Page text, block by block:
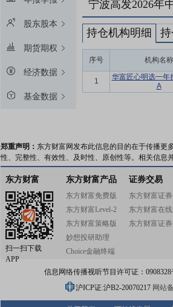
股东股本
期货期权
经济数据
基金数据
宁波高发2026年
持仓机构明细 持
序号 机构名称
1
华富匠心明选一年
A
郑重声明： 东方财富网发布此信息的目的在于传播更
性、完整性、有效性、及时性、原创性等。相关信息
东方财富
扫一扫下载
APP
东方财富产品
东方财富免费版
东方财富Level-2
东方财富策略版
妙想投研助理
Choice金融终端
证券交易
东方财富证
东方财富在
东方财富证
信息网络传播视听节目许可证：
沪ICP证:沪B2-20070217 网站